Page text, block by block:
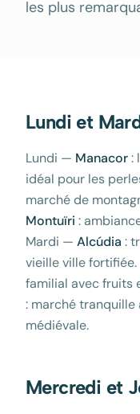
les plus
Lundi et
Lundi — Manacor:
idéal pour les
marché de
Montuïri :
Mardi — Alcúdia :
vieille ville fortifiée.
familial avec fruits
: marché
médiévale.
Mercredi et